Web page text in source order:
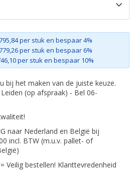
per stuk en bespaar 4%
per stuk en bespaar 6%
per stuk en bespaar 10%
bij het maken van de juiste keuze.
(op afspraak) - Bel 06-
naar Nederland en België bij
incl. BTW (m.u.v. pallet- of
Veilig bestellen! Klanttevredenheid